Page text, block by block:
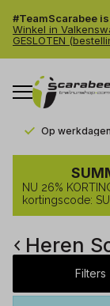
#TeamScarabee
Winkel in
GESLOTEN
Op
Heren
NU 26%
kortingscode:
Heren
Filters